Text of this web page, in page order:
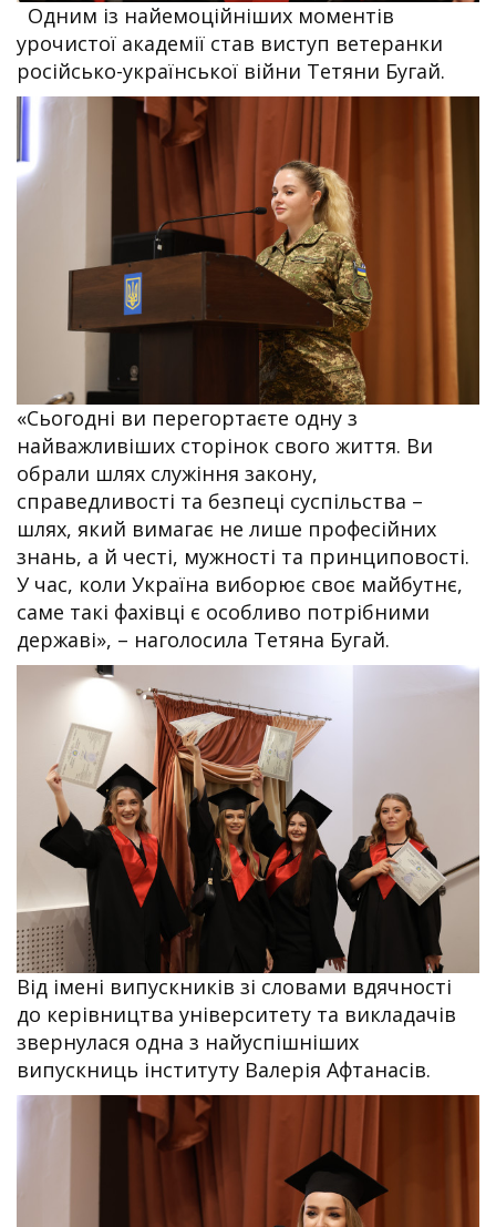
Одним із найемоційніших моментів
урочистої академії став виступ ветеранки
російсько-української війни Тетяни Бугай.
«Сьогодні ви перегортаєте одну з
найважливіших сторінок свого життя. Ви
обрали шлях служіння закону,
справедливості та безпеці суспільства –
шлях, який вимагає не лише професійних
знань, а й честі, мужності та принциповості.
У час, коли Україна виборює своє майбутнє,
саме такі фахівці є особливо потрібними
державі», – наголосила Тетяна Бугай.
Від імені випускників зі словами вдячності
до керівництва університету та викладачів
звернулася одна з найуспішніших
випускниць інституту Валерія Афтанасів.